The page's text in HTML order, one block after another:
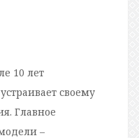
10 лет
своему
Главное
–